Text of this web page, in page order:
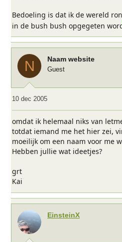
Bedoeling is dat ik de wereld
in de bush bush opgegeten
N Naam website
Guest
10 dec 2005
omdat ik helemaal niks van
totdat iemand me het hier zei,
moeilijk om een naam voor me
Hebben jullie wat ideetjes?
grt
Kai
EinsteinX